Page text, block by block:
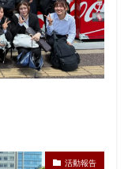
活動報告